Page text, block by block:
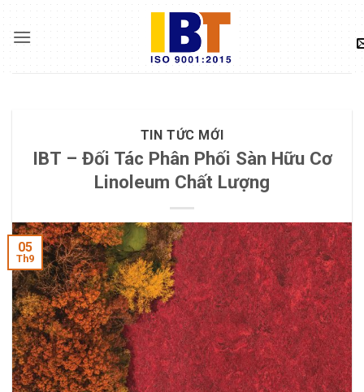
Skip
to
content
TIN TỨC MỚI
IBT – Đối Tác Phân Phối Sàn Hữu Cơ
Linoleum Chất Lượng
05
Th9